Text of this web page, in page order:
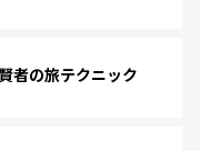
者の旅テクニック